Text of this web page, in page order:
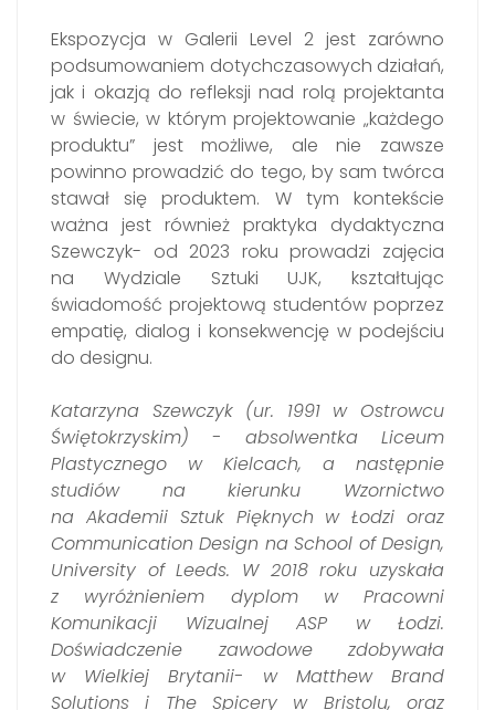
Ekspozycja w Galerii Level 2 jest zarówno
podsumowaniem dotychczasowych działań,
jak i okazją do refleksji nad rolą projektanta
w świecie, w którym projektowanie „każdego
produktu” jest możliwe, ale nie zawsze
powinno prowadzić do tego, by sam twórca
stawał się produktem. W tym kontekście
ważna jest również praktyka dydaktyczna
Szewczyk- od 2023 roku prowadzi zajęcia
na Wydziale Sztuki UJK, kształtując
świadomość projektową studentów poprzez
empatię, dialog i konsekwencję w podejściu
do designu.
Katarzyna Szewczyk (ur. 1991 w Ostrowcu
Świętokrzyskim) - absolwentka Liceum
Plastycznego w Kielcach, a następnie
studiów na kierunku Wzornictwo
na Akademii Sztuk Pięknych w Łodzi oraz
Communication Design na School of Design,
University of Leeds. W 2018 roku uzyskała
z wyróżnieniem dyplom w Pracowni
Komunikacji Wizualnej ASP w Łodzi.
Doświadczenie zawodowe zdobywała
w Wielkiej Brytanii- w Matthew Brand
Solutions i The Spicery w Bristolu, oraz